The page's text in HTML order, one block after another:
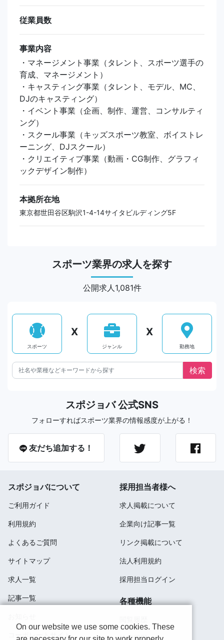
従業員数
事業内容
・マネージメント事業（タレント、スポーツ選手の
育成、マネージメント）
・キャスティング事業（タレント、モデル、MC、
DJのキャスティング）
・イベント事業（企画、制作、運営、コンサルティ
ング）
・スクール事業（キッズスポーツ教室、ボイストレ
ーニング、DJスクール）
・クリエイティブ事業（動画・CG制作、グラフィ
ックデザイン制作）
本拠所在地
東京都世田谷区駒沢1-4-14サイタビルディング5F
スポーツ業界の求人を探す
公開求人1,081件
スポーツ
X
ジャンル
X
勤務地
スポジョバ 公式SNS
フォローすればスポーツ業界の情報感度が上がる！
友だち追加する！
スポジョバについて
ご利用ガイド
利用規約
よくあるご質問
サイトマップ
求人一覧
記事一覧
コーポレートサイト
採用担当者様へ
求人掲載について
企業向け記事一覧
リンク掲載について
法人利用規約
採用担当ログイン
各種機能
検索履歴
On our website we use some cookies. These